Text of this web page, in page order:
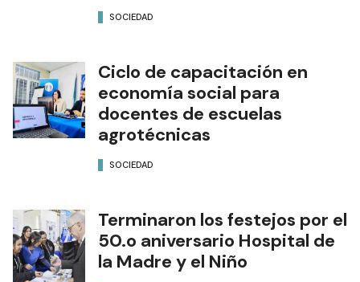
SOCIEDAD
Ciclo de capacitación en
economía social para
docentes de escuelas
agrotécnicas
SOCIEDAD
Terminaron los festejos por el
50.o aniversario Hospital de
la Madre y el Niño